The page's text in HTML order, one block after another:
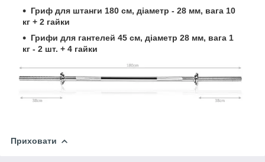
Гриф для штанги 180 см, діаметр - 28 мм, вага 10
кг + 2 гайки
Грифи для гантелей 45 см, діаметр 28 мм, вага 1
кг - 2 шт. + 4 гайки
Приховати